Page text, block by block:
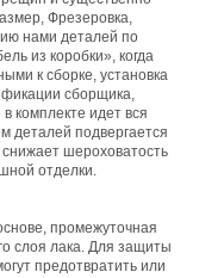
Фрезеровка,
нами деталей по
из коробки», когда
к сборке, установка
сборщика,
комплекте идет вся
деталей подвергается
шероховатость
отделки.
промежуточная
слоя лака. Для защиты
предотвратить или